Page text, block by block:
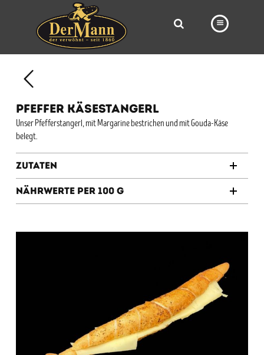
BÄCKEREI
NEWS
VIDEOS
PFEFFER KÄSESTANGERL
Unser Pfefferstangerl, mit Margarine bestrichen und mit Gouda-Käse
belegt.
Zutaten
Nährwerte per 100 g